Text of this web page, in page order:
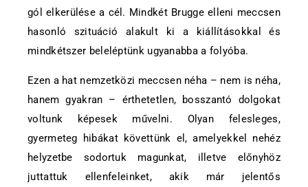
gól elkerülése a cél. Mindkét Brugge elleni meccsen
hasonló szituáció alakult ki a kiállításokkal és
mindkétszer beleléptünk ugyanabba a folyóba.
Ezen a hat nemzetközi meccsen néha – nem is néha,
hanem gyakran – érthetetlen, bosszantó dolgokat
voltunk képesek művelni. Olyan felesleges,
gyermeteg hibákat követtünk el, amelyekkel nehéz
helyzetbe sodortuk magunkat, illetve előnyhöz
juttattuk ellenfeleinket, akik már jelentős